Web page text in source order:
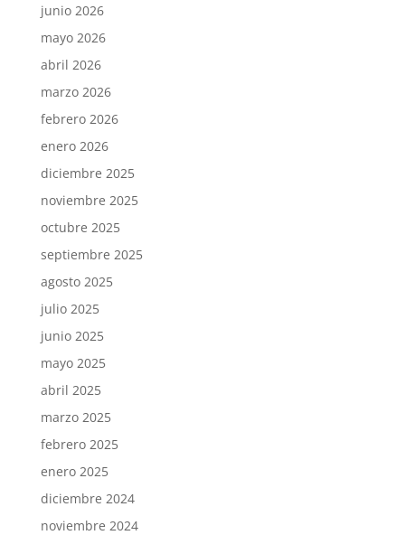
junio 2026
mayo 2026
abril 2026
marzo 2026
febrero 2026
enero 2026
diciembre 2025
noviembre 2025
octubre 2025
septiembre 2025
agosto 2025
julio 2025
junio 2025
mayo 2025
abril 2025
marzo 2025
febrero 2025
enero 2025
diciembre 2024
noviembre 2024